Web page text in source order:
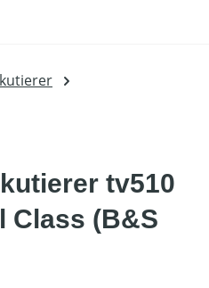
tv510
Class (B&S